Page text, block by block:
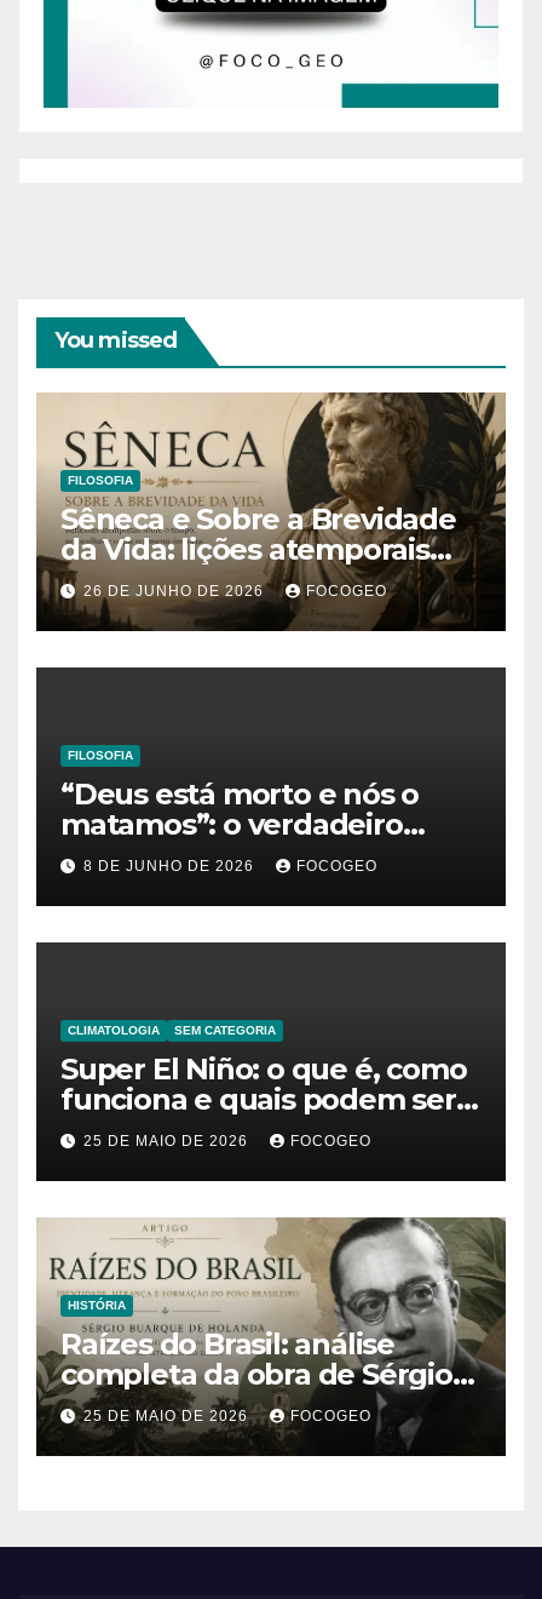
You missed
FILOSOFIA
Sêneca e Sobre a Brevidade
da Vida: lições atemporais
sobre o tempo, a felicidade e
o verdadeiro sentido da
existência
26 DE JUNHO DE 2026 FOCOGEO
FILOSOFIA
“Deus está morto e nós o
matamos”: o verdadeiro
significado da frase de
Friedrich Nietzsche
8 DE JUNHO DE 2026 FOCOGEO
CLIMATOLOGIA SEM CATEGORIA
Super El Niño: o que é, como
funciona e quais podem ser
os impactos desse fenômeno
climático extremo no Brasil e
no mundo
25 DE MAIO DE 2026 FOCOGEO
HISTÓRIA
Raízes do Brasil: análise
completa da obra de Sérgio
Buarque de Holanda e sua
importância para entender a
formação do Brasil
25 DE MAIO DE 2026 FOCOGEO